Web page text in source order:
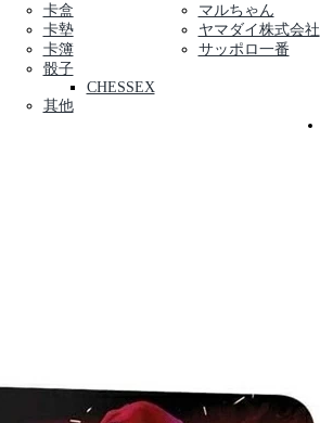
卡盒
卡墊
卡簿
骰子
CHESSEX
其他
マルちゃん
ヤマダイ株式会社
サッポロ一番